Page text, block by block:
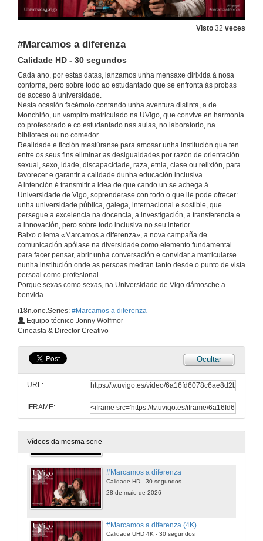
Visto 32 veces
#Marcamos a diferenza
Calidade HD - 30 segundos
Cada ano, por estas datas, lanzamos unha mensaxe dirixida á nosa
contorna, pero sobre todo ao estudantado que se enfronta ás probas
de acceso á universidade.
Nesta ocasión facémolo contando unha aventura distinta, a de
Monchiño, un vampiro matriculado na UVigo, que convive en harmonía
co profesorado e co estudantado nas aulas, no laboratorio, na
biblioteca ou no comedor...
Realidade e ficción mestúranse para amosar unha institución que ten
entre os seus fins eliminar as desigualdades por razón de orientación
sexual, sexo, idade, discapacidade, raza, etnia, clase ou relixión, para
favorecer e garantir a calidade dunha educación inclusiva.
A intención é transmitir a idea de que cando un se achega á
Universidade de Vigo, soprenderase con todo o que lle pode ofrecer:
unha universidade pública, galega, internacional e sostible, que
persegue a excelencia na docencia, a investigación, a transferencia e
a innovación, pero sobre todo inclusiva no seu interior.
Baixo o lema «Marcamos a diferenza», a nova campaña de
comunicación apóiase na diversidade como elemento fundamental
para facer pensar, abrir unha conversación e convidar a matricularse
nunha institución onde as persoas medran tanto desde o punto de vista
persoal como profesional.
Porque sexas como sexas, na Universidade de Vigo dámosche a
benvida.
i18n.one.Series: #Marcamos a diferenza
Equipo técnico Jonny Wolfmor
Cineasta & Director Creativo
Ocultar
URL:
IFRAME:
Vídeos da mesma serie
#Marcamos a diferenza
28 de maio de 2026
#Marcamos a diferenza (4K)
Calidade UHD 4K - 90 segundos
28 de maio de 2026
Calidade HD - 60 segundos
28 de maio de 2026
#Marcamos a diferenza (4K)
#Marcamos a diferenza
Calidade HD - 30 segundos
28 de maio de 2026
#Marcamos a diferenza (4K)
Calidade UHD 4K - 30 segundos